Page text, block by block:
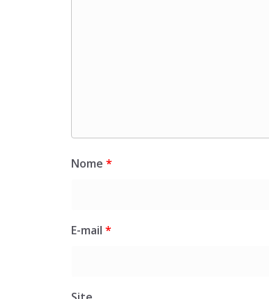
Nome *
E-mail *